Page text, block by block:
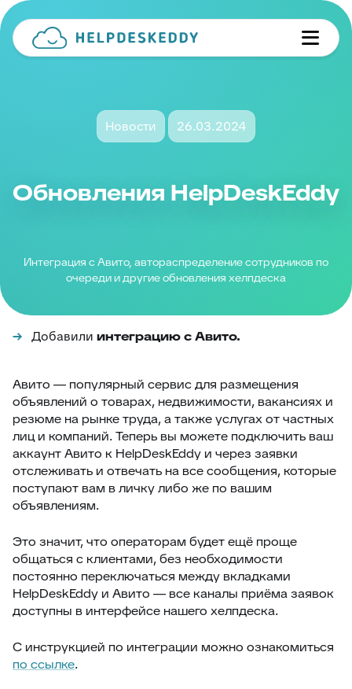
Новости 26.03.2024
Обновления HelpDeskEddy
Интеграция с Авито, автораспределение сотрудников по
очереди и другие обновления хелпдеска
Добавили интеграцию с Авито.
Авито — популярный сервис для размещения
объявлений о товарах, недвижимости, вакансиях и
резюме на рынке труда, а также услугах от частных
лиц и компаний. Теперь вы можете подключить ваш
аккаунт Авито к HelpDeskEddy и через заявки
отслеживать и отвечать на все сообщения, которые
поступают вам в личку либо же по вашим
объявлениям.
Это значит, что операторам будет ещё проще
общаться с клиентами, без необходимости
постоянно переключаться между вкладками
HelpDeskEddy и Авито — все каналы приёма заявок
доступны в интерфейсе нашего хелпдеска.
С инструкцией по интеграции можно ознакомиться
по ссылке.